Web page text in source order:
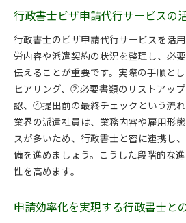
行政書士ビザ申請代行サービスの
行政書士のビザ申請代行サービスを活
労内容や派遣契約の状況を整理し、必
伝えることが重要です。実際の手順と
ヒアリング、②必要書類のリストアッ
認、④提出前の最終チェックという流
業界の派遣社員は、業務内容や雇用形
スが多いため、行政書士と密に連携し
備を進めましょう。こうした段階的な
性を高めます。
申請効率化を実現する行政書士と